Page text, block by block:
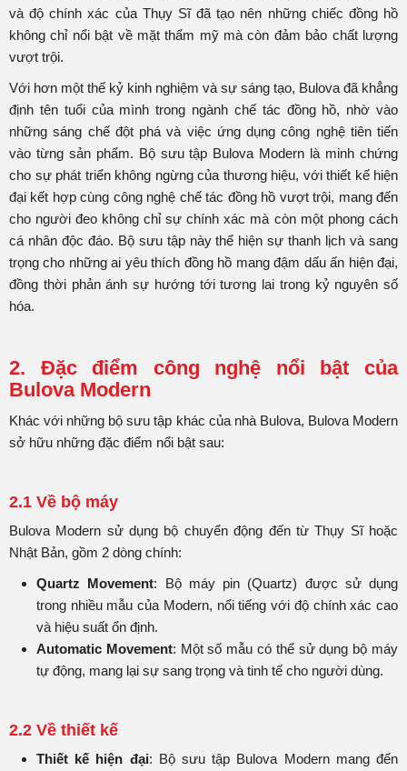
và độ chính xác của Thụy Sĩ đã tạo nên những chiếc đồng hồ
không chỉ nổi bật về mặt thẩm mỹ mà còn đảm bảo chất lượng
vượt trội.
Với hơn một thế kỷ kinh nghiệm và sự sáng tạo, Bulova đã khẳng
định tên tuổi của mình trong ngành chế tác đồng hồ, nhờ vào
những sáng chế đột phá và việc ứng dụng công nghệ tiên tiến
vào từng sản phẩm. Bộ sưu tập Bulova Modern là minh chứng
cho sự phát triển không ngừng của thương hiệu, với thiết kế hiện
đại kết hợp cùng công nghệ chế tác đồng hồ vượt trội, mang đến
cho người đeo không chỉ sự chính xác mà còn một phong cách
cá nhân độc đáo. Bộ sưu tập này thể hiện sự thanh lịch và sang
trọng cho những ai yêu thích đồng hồ mang đậm dấu ấn hiện đại,
đồng thời phản ánh sự hướng tới tương lai trong kỷ nguyên số
hóa.
2. Đặc điểm công nghệ nổi bật của
Bulova Modern
Khác với những bộ sưu tập khác của nhà Bulova, Bulova Modern
sở hữu những đặc điểm nổi bật sau:
2.1 Về bộ máy
Bulova Modern sử dụng bộ chuyển động đến từ Thụy Sĩ hoặc
Nhật Bản, gồm 2 dòng chính:
Quartz Movement: Bộ máy pin (Quartz) được sử dụng
trong nhiều mẫu của Modern, nổi tiếng với độ chính xác cao
và hiệu suất ổn định.
Automatic Movement: Một số mẫu có thể sử dụng bộ máy
tự động, mang lại sự sang trọng và tinh tế cho người dùng.
2.2 Về thiết kế
Thiết kế hiện đại: Bộ sưu tập Bulova Modern mang đến